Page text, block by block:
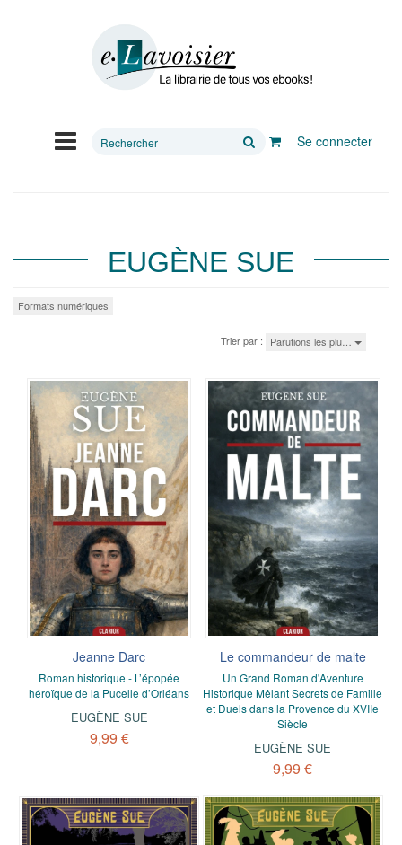
Rechercher
Se connecter
EUGÈNE SUE
Formats numériques
Trier par : Parutions les plu…
Jeanne Darc
Roman historique - L’épopée
héroïque de la Pucelle d’Orléans
EUGÈNE SUE
9,99 €
Le commandeur de malte
Un Grand Roman d'Aventure
Historique Mêlant Secrets de Famille
et Duels dans la Provence du XVIIe
Siècle
EUGÈNE SUE
9,99 €